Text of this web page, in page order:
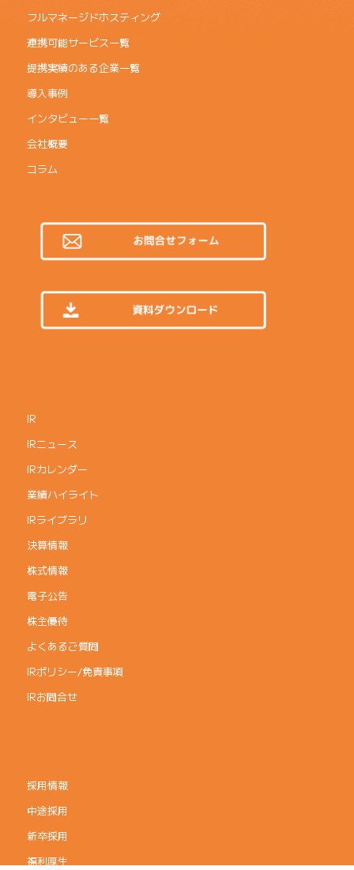
フルマネージドホスティング
連携可能サービス一覧
提携実績のある企業一覧
導入事例
インタビュー一覧
会社概要
コラム
IR
IRニュース
IRカレンダー
業績ハイライト
IRライブラリ
決算情報
株式情報
電子公告
株主優待
よくあるご質問
IRポリシー/免責事項
IRお問合せ
採用情報
中途採用
新卒採用
福利厚生